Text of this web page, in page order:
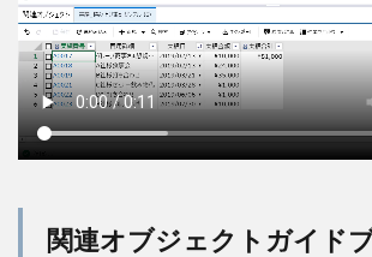
関連オブジェクトガイド